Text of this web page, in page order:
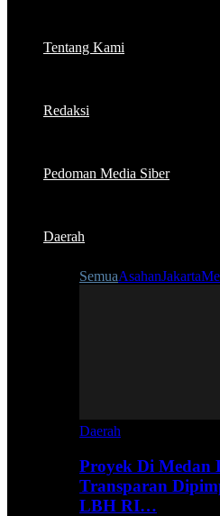
Tentang Kami
Redaksi
Pedoman Media Siber
Daerah
SemuaAsahanJakarta
Daerah
Proyek Di Medan
Transparan
LBH RI…